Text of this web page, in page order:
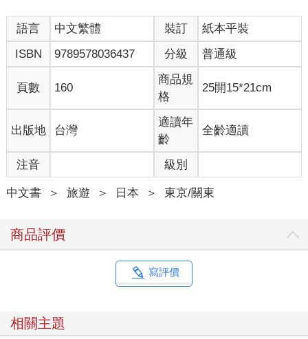
都相當明亮，不用擔心喔！
★首選入門店！EXPÉDITION MODE
初次想嘗試古著的人，可以到EXPÉDITION MODE來走走。在中
目黑，EXPÉDITION MODE可是赫赫有名的店喔！店面共分為兩
層樓，一樓販賣二手的古著，二樓則是男、女生的新裝，即使不
是專程為古著而來的人，也可以逛逛。這裡的古著比較具有中性
風、感覺比較酷一點，完全與想像中一般的古著店給人的印象不
同。很建議剛踏入古著世界的型男型女，先到這裡來薰陶一下
吧！
【DATA】
EXPÉDITION MODE（中目黒本店）
電話：03-3760 -3746
營業時間：平日12:00～21:00；星期六、日、例假日11:00～
交通：東急東橫線─中目黑站出來，過馬路沿鐵軌右邊小路徒步
★HANJIRO特賣會搶好康
語言 中文繁體 裝訂
紙本平裝
ISBN
9789578036437 分級 普通級
頁數 160
商品規
格
25開15*21cm
出版地 台灣
適讀年
齡
全齡適讀
注音 級別
中文書 ＞ 旅遊 ＞ 日本 ＞ 東京/關東
商品評價
寫評價
相關主題